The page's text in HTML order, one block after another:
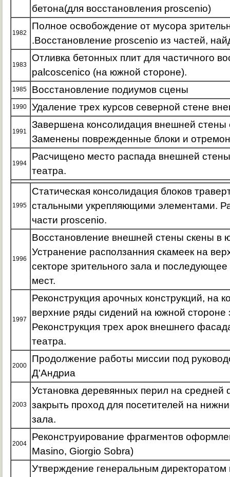
бетона(для восстановления proscenio)
1982
Полное освобождение от мусора
.Восстановление proscenio из частей,
1983
Отливка бетонных плит для частичного
palcoscenico (на южной стороне).
1985 Восстановление подиумов сцены
1990 Удаление трех курсов северной стене
1991
Завершена консолидация внешней стены
Заменены поврежденные блоки и
1994
Расчищено место распада внешней
театра.
1995
Статическая консолидация блоков
стальными укрепляющими элементами.
части proscenio.
1996
Восстановление внешней стены скены в
Устранение расползанния скамеек на
секторе зрительного зала и
мест.
1997
Реконструкция арочных конструкций, на
верхние ряды сидений на южной стороне
Реконструкция трех арок внешнего
театра.
2000
Продолжение работы миссии под
Д'Андриа
2003
Установка деревянных перил на средней
закрыть проход для посетителей на
зала.
2004
Реконструирование фрагментов
Masino, Giorgio Sobra)
Утверждение генеральным директоратом